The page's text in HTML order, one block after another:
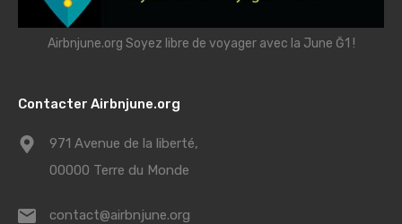
Airbnjune.org Soyez libre de voyager avec la June Ğ1 !
Contacter Airbnjune.org
971 Avenue de la liberté,
00000 Terre du Monde
contact@airbnjune.org